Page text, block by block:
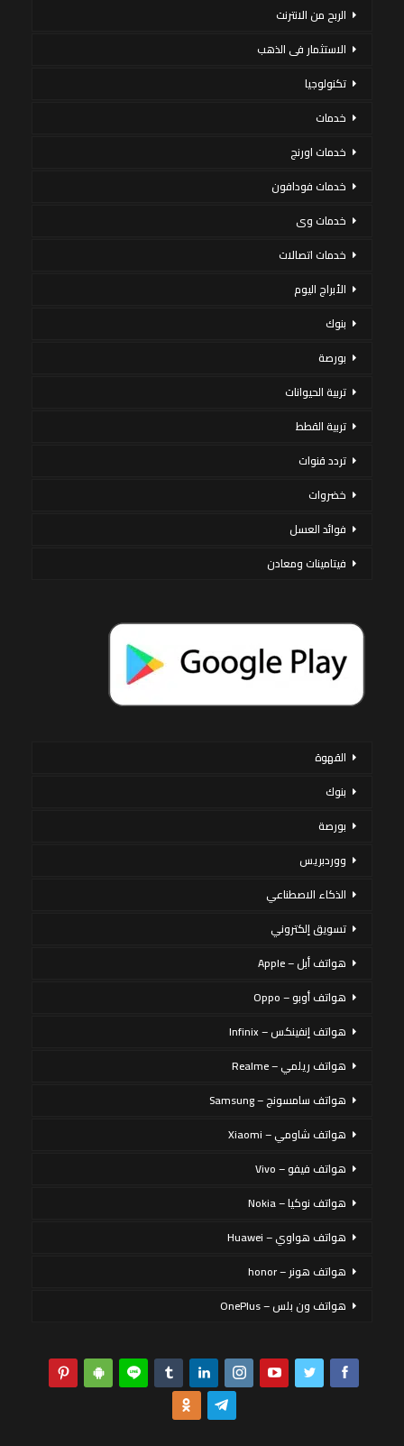
الربح من الانترنت
الاستثمار فى الذهب
تكنولوجيا
خدمات
خدمات اورنج
خدمات فودافون
خدمات وى
خدمات اتصالات
الأبراج اليوم
بنوك
بورصة
تربية الحيوانات
تربية القطط
تردد قنوات
خضروات
فوائد العسل
فيتامينات ومعادن
القهوة
بنوك
بورصة
ووردبريس
الذكاء الاصطناعي
تسويق إلكتروني
هواتف أبل – Apple
هواتف أوبو – Oppo
هواتف إنفينكس – Infinix
هواتف ريلمي – Realme
هواتف سامسونج – Samsung
هواتف شاومي – Xiaomi
هواتف فيفو – Vivo
هواتف نوكيا – Nokia
هواتف هواوي – Huawei
هواتف هونر – honor
هواتف ون بلس – OnePlus